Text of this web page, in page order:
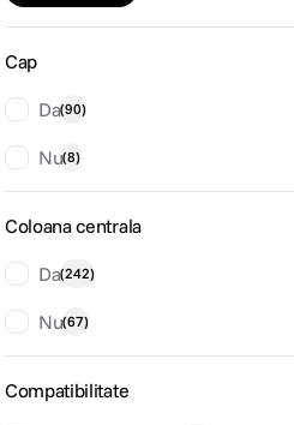
Cap
Da(90)
Nu(8)
Coloana centrala
Da(242)
Nu(67)
Compatibilitate